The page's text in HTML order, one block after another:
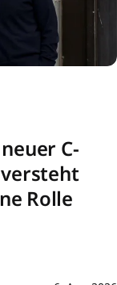
C-
Rolle